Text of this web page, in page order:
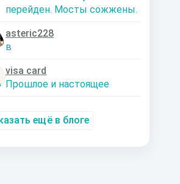
перейден. Мосты сожжены.
asteric228
в
visa card
Прошлое и настоящее
ещё в блоге